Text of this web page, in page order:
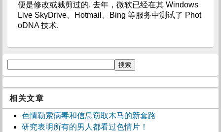
便是修改或裁剪过的. 去年，微软已经在其 Windows
Live SkyDrive、Hotmail、Bing 等服务中测试了 Phot
oDNA 技术.
相关文章
色情勒索病毒和信息窃取木马的新套路
研究表明所有的男人都看过色情片！